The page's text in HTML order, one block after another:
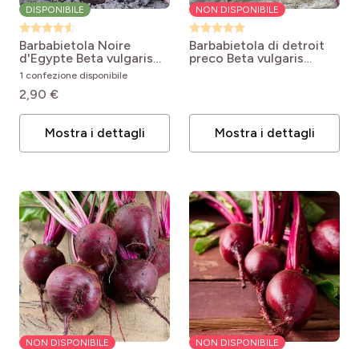
DISPONIBILE
Barbabietola Noire
d'Egypte Beta vulgaris
noire plate d'Egypte
1 confezione disponibile
2,90 €
Mostra i dettagli
NON DISPONIBILE
Barbabietola di detroit
preco Beta vulgaris
Mostra i dettagli
NON DISPONIBILE NON DISPONIBILE